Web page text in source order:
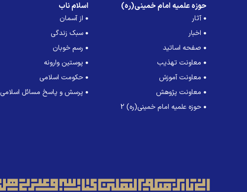
حوزه علمیه امام خمینی(ره)
آثار
اخبار
صفحه اساتید
معاونت تهذیب
معاونت آموزش
معاونت پژوهش
حوزه علمیه امام خمینی(ره) 2
اسلام ناب
از آسمان
سبک زندگی
رسم خوبان
پوستین وارونه
حکومت اسلامی
پرسش و پاسخ مسائل اسلامی